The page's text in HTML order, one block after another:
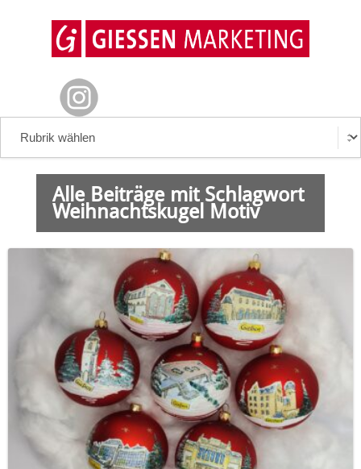
Alle Beiträge mit Schlagwort
Weihnachtskugel Motiv